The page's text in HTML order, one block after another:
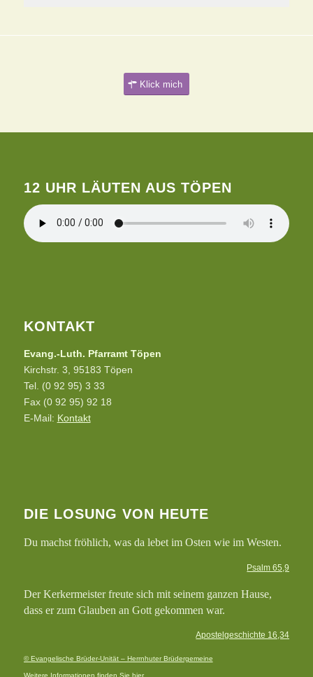
Klick mich
12 UHR LÄUTEN AUS TÖPEN
KONTAKT
Evang.-Luth. Pfarramt Töpen
Kirchstr. 3, 95183 Töpen
Tel. (0 92 95) 3 33
Fax (0 92 95) 92 18
E-Mail: Kontakt
DIE LOSUNG VON HEUTE
Du machst fröhlich, was da lebet im Osten wie im Westen.
Psalm 65,9
Der Kerkermeister freute sich mit seinem ganzen Hause,
dass er zum Glauben an Gott gekommen war.
Apostelgeschichte 16,34
© Evangelische Brüder-Unität – Herrnhuter Brüdergemeine